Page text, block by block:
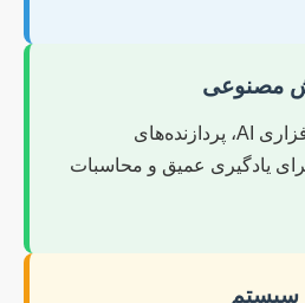
مصنوعی
شتاب‌دهنده‌های سخت‌افزاری AI، پردازنده‌های
یادگیری عمیق و محاسبات
سیستم